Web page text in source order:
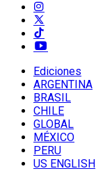
Ediciones
ARGENTINA
BRASIL
CHILE
GLOBAL
MÉXICO
PERU
US ENGLISH